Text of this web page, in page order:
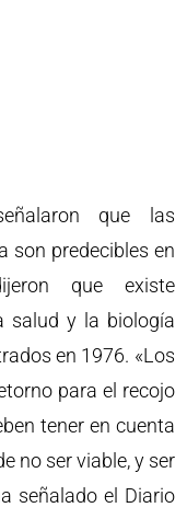
que las
son predecibles en
que existe
salud y la biología
en 1976. «Los
para el recojo
tener en cuenta
no ser viable, y ser
señalado el Diario